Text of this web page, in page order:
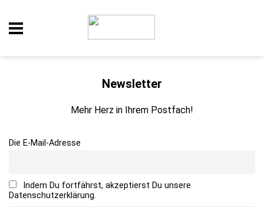
Newsletter
Mehr Herz in Ihrem Postfach!
Die E-Mail-Adresse
Indem Du fortfährst, akzeptierst Du unsere
Datenschutzerklärung.